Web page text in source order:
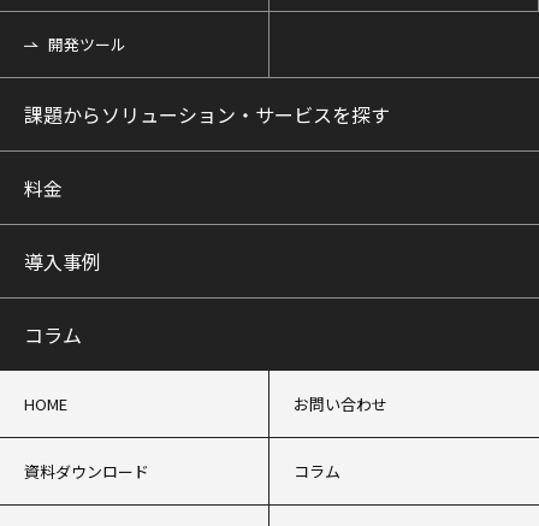
開発ツール
課題からソリューション・サービスを探す
料金
導入事例
コラム
HOME お問い合わせ
資料ダウンロード コラム